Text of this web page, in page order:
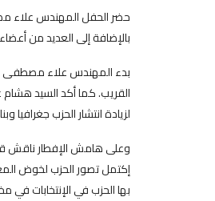
حضر الحفل المهندس علاء
بالإضافة إلى العديد من
بدء المهندس علاء مصطفى
القريب. كما أكد السيد هشام
لزيادة انتشار الحزب جغرافيا
وعلى هامش الإفطار ناقش
إكتمل تصور الحزب لخوض
بها الحزب في الإنتخابات في